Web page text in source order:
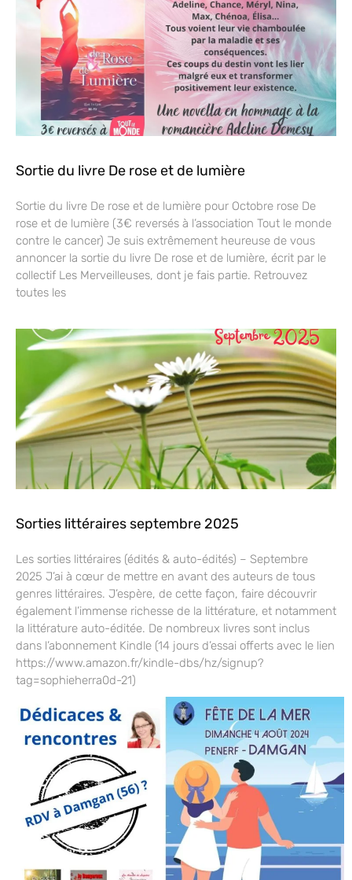
Sortie du livre De rose et de lumière
Sortie du livre De rose et de lumière pour Octobre rose De
rose et de lumière (3€ reversés à l’association Tout le monde
contre le cancer) Je suis extrêmement heureuse de vous
annoncer la sortie du livre De rose et de lumière, écrit par le
collectif Les Merveilleuses, dont je fais partie. Retrouvez
toutes les
Sorties littéraires septembre 2025
Les sorties littéraires (édités & auto-édités) – Septembre
2025 J’ai à cœur de mettre en avant des auteurs de tous
genres littéraires. J’espère, de cette façon, faire découvrir
également l’immense richesse de la littérature, et notamment
la littérature auto-éditée. De nombreux livres sont inclus
dans l’abonnement Kindle (14 jours d’essai offerts avec le lien
https://www.amazon.fr/kindle-dbs/hz/signup?
tag=sophieherra0d-21)